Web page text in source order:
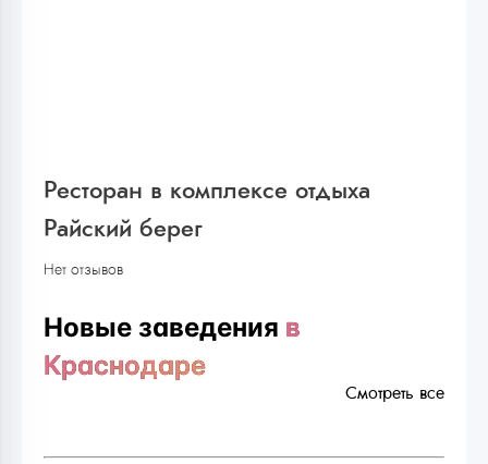
Ресторан в комплексе отдыха
Райский берег
Нет отзывов
Новые заведения в
Краснодаре
Смотреть все